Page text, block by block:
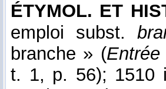
ÉTYMOL. ET
emploi subst.
branche » (Entrée
t. 1, p. 56); 1510